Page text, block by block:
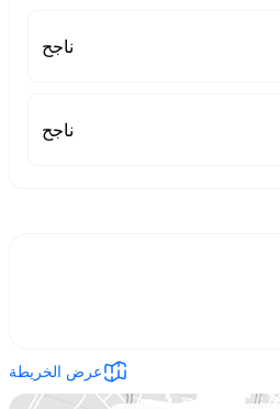
ناجح
ناجح
عرض الخريطة